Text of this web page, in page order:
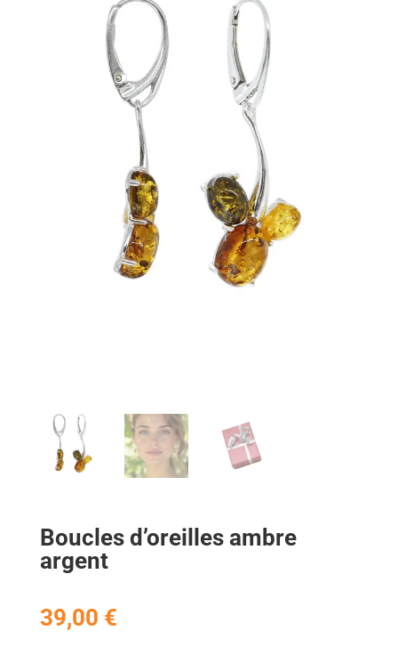
Boucles d’oreilles ambre
argent
39,00 €